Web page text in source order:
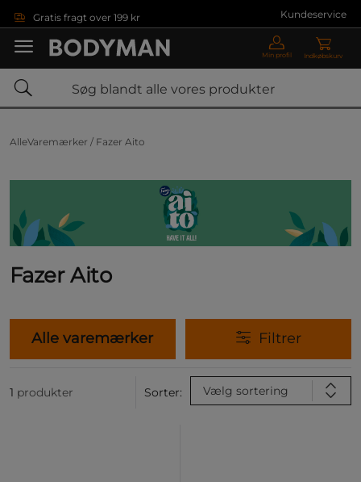
Gratis fragt over 199 kr Kundeservice
Min profil Indkøbskurv
AlleVaremærker / Fazer Aito
Fazer Aito
Alle varemærker Filtrer
1 produkter Sorter: Vælg sortering